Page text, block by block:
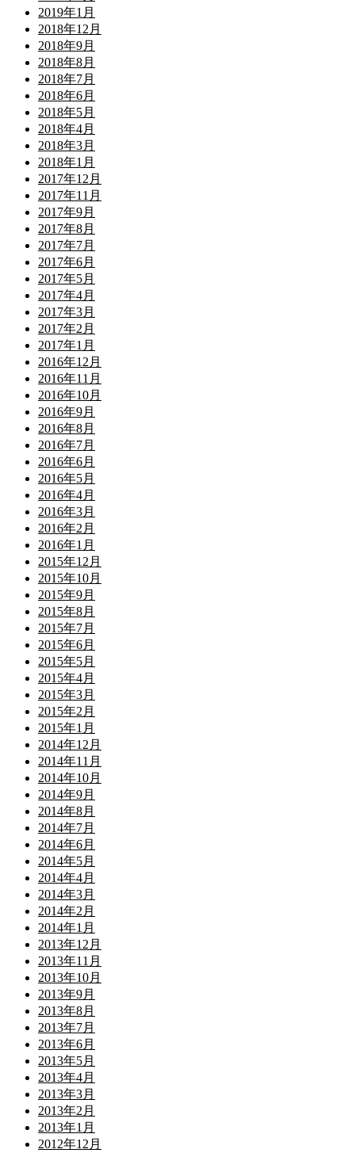
2019年1月
2018年12月
2018年9月
2018年8月
2018年7月
2018年6月
2018年5月
2018年4月
2018年3月
2018年1月
2017年12月
2017年11月
2017年9月
2017年8月
2017年7月
2017年6月
2017年5月
2017年4月
2017年3月
2017年2月
2017年1月
2016年12月
2016年11月
2016年10月
2016年9月
2016年8月
2016年7月
2016年6月
2016年5月
2016年4月
2016年3月
2016年2月
2016年1月
2015年12月
2015年10月
2015年9月
2015年8月
2015年7月
2015年6月
2015年5月
2015年4月
2015年3月
2015年2月
2015年1月
2014年12月
2014年11月
2014年10月
2014年9月
2014年8月
2014年7月
2014年6月
2014年5月
2014年4月
2014年3月
2014年2月
2014年1月
2013年12月
2013年11月
2013年10月
2013年9月
2013年8月
2013年7月
2013年6月
2013年5月
2013年4月
2013年3月
2013年2月
2013年1月
2012年12月